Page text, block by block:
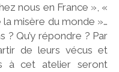
nous en France », «
misère du monde »…
? Qu’y répondre ? Par
de leurs vécus et
à cet atelier seront